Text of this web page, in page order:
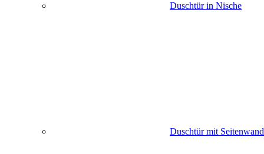
Duschtür in Nische
Duschtür mit Seitenwand